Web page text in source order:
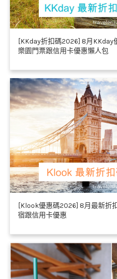
[KKday折扣碼2026] 8月KKday
樂園門票跟信用卡優惠懶人包
[Klook優惠碼2026] 8月最新折
宿跟信用卡優惠